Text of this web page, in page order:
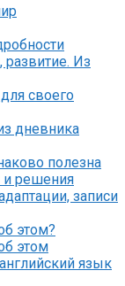
Из
своего
дневника
полезна
и решения
записи
этом?
этом
язык